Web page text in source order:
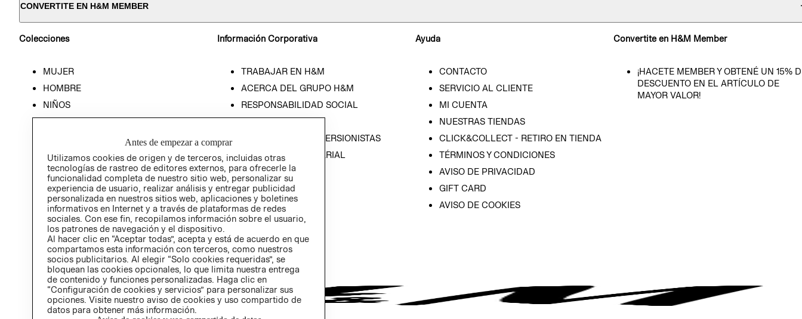
CONVERTITE EN H&M MEMBER
Colecciones
MUJER
HOMBRE
NIÑOS
HOME
Información Corporativa
TRABAJAR EN H&M
ACERCA DEL GRUPO H&M
RESPONSABILIDAD SOCIAL
PRENSA
RELACIÓN CON INVERSIONISTAS
POLÍTICA EMPRESARIAL
Ayuda
CONTACTO
SERVICIO AL CLIENTE
MI CUENTA
NUESTRAS TIENDAS
CLICK&COLLECT - RETIRO EN TIENDA
TÉRMINOS Y CONDICIONES
AVISO DE PRIVACIDAD
GIFT CARD
AVISO DE COOKIES
Convertite en H&M Member
¡HACETE MEMBER Y OBTENÉ UN 15%
DESCUENTO EN EL ARTÍCULO DE
MAYOR VALOR!
Antes de empezar a comprar
Utilizamos cookies de origen y de terceros, incluidas otras
tecnologías de rastreo de editores externos, para ofrecerle la
funcionalidad completa de nuestro sitio web, personalizar su
experiencia de usuario, realizar análisis y entregar publicidad
personalizada en nuestros sitios web, aplicaciones y boletines
informativos en Internet y a través de plataformas de redes
sociales. Con ese fin, recopilamos información sobre el usuario,
los patrones de navegación y el dispositivo.
Al hacer clic en “Aceptar todas”, acepta y está de acuerdo en que
compartamos esta información con terceros, como nuestros
socios publicitarios. Al elegir “Solo cookies requeridas”, se
bloquean las cookies opcionales, lo que limita nuestra entrega
de contenido y funciones personalizadas. Haga clic en
“Configuración de cookies y servicios” para personalizar sus
opciones. Visite nuestro aviso de cookies y uso compartido de
datos para obtener más información.